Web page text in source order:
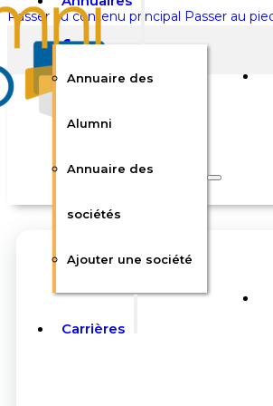
Passer au contenu principal Passer au
Rechercher sur
Rechercher
Annuaire des
Alumni
Annuaire des
sociétés
Ajouter une société
Carrières